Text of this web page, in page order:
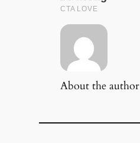
About the author